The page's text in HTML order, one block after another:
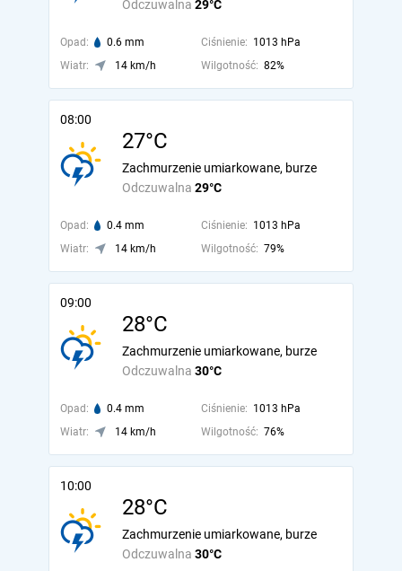
Odczuwalna 29°C
Opad: 0.6 mm Ciśnienie: 1013 hPa
Wiatr:
14 km/h Wilgotność: 82%
08:00
27°C
Odczuwalna 29°C
Zachmurzenie umiarkowane, burze
Opad: 0.4 mm Ciśnienie: 1013 hPa
Wiatr:
14 km/h Wilgotność: 79%
09:00
28°C
Odczuwalna 30°C
Zachmurzenie umiarkowane, burze
Opad: 0.4 mm Ciśnienie: 1013 hPa
Wiatr:
14 km/h Wilgotność: 76%
10:00
28°C
Odczuwalna 30°C
Zachmurzenie umiarkowane, burze